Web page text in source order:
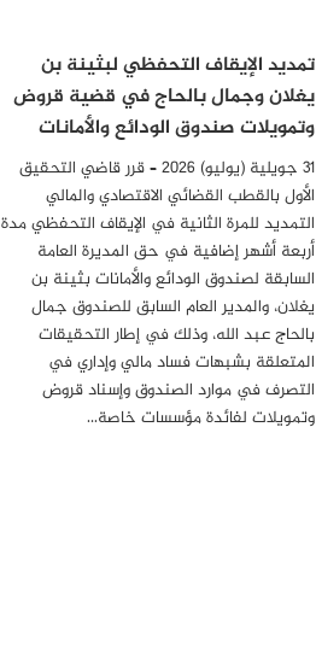
تمديد الإيقاف التحفظي لبثينة بن
يغلان وجمال بالحاج في قضية قروض
وتمويلات صندوق الودائع والأمانات
31 جويلية (يوليو) 2026 – قرر قاضي التحقيق
الأول بالقطب القضائي الاقتصادي والمالي
التمديد للمرة الثانية في الإيقاف التحفظي مدة
أربعة أشهر إضافية في حق المديرة العامة
السابقة لصندوق الودائع والأمانات بثينة بن
يغلان، والمدير العام السابق للصندوق جمال
بالحاج عبد الله، وذلك في إطار التحقيقات
المتعلقة بشبهات فساد مالي وإداري في
التصرف في موارد الصندوق وإسناد قروض
وتمويلات لفائدة مؤسسات خاصة…